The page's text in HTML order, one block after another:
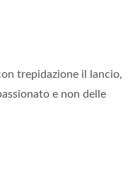
trepidazione il lancio,
e non delle